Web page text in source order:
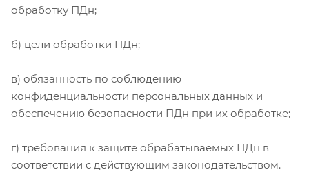
обработку ПДн;
б) цели обработки ПДн;
в) обязанность по соблюдению
конфиденциальности персональных данных и
обеспечению безопасности ПДн при их обработке;
г) требования к защите обрабатываемых ПДн в
соответствии с действующим законодательством.